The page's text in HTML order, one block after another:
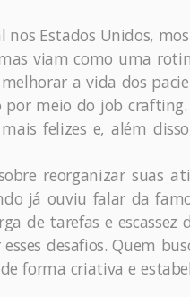
Estados Unidos,
viam como uma
a vida dos
meio do job crafting.
felizes e, além
reorganizar suas
já ouviu falar da
de tarefas e escassez
desafios. Quem
forma criativa e